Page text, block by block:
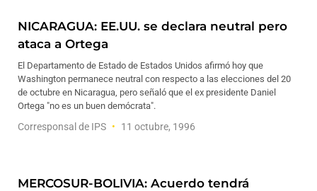
NICARAGUA: EE.UU. se declara neutral pero
ataca a Ortega
El Departamento de Estado de Estados Unidos afirmó hoy que
Washington permanece neutral con respecto a las elecciones del 20
de octubre en Nicaragua, pero señaló que el ex presidente Daniel
Ortega "no es un buen demócrata".
Corresponsal de IPS 11 octubre, 1996
MERCOSUR-BOLIVIA: Acuerdo tendrá